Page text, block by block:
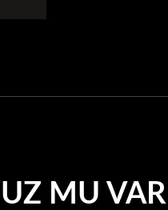
MU VAR